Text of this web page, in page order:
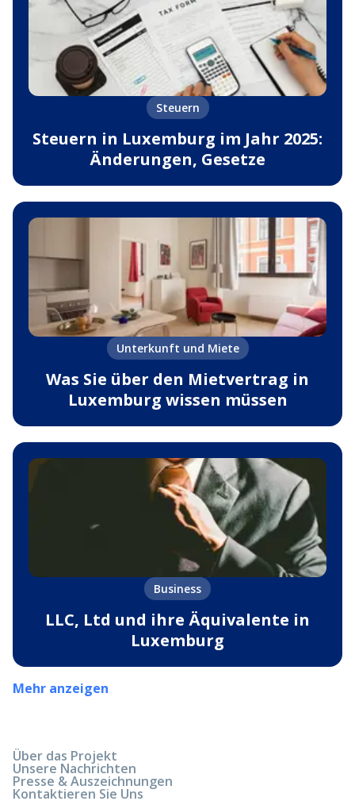
Steuern
Steuern in Luxemburg im Jahr 2025:
Änderungen, Gesetze
Unterkunft und Miete
Was Sie über den Mietvertrag in
Luxemburg wissen müssen
Business
LLC, Ltd und ihre Äquivalente in
Luxemburg
Mehr anzeigen
Über das Projekt
Unsere Nachrichten
Presse & Auszeichnungen
Kontaktieren Sie Uns